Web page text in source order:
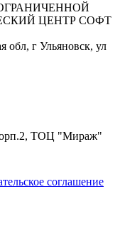
ОГРАНИЧЕННОЙ
ЦЕНТР СОФТ
обл, г Ульяновск, ул
ТОЦ "Мираж"
соглашение